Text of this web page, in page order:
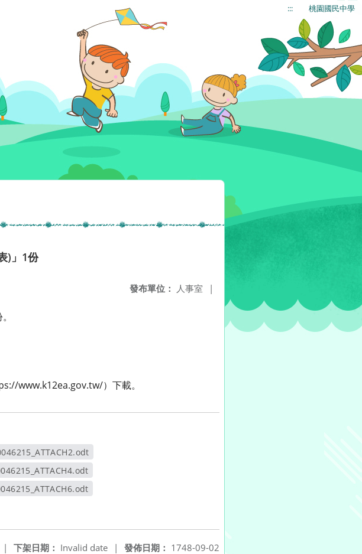
::: 桃園國民中學
)」1份
發布單位： 人事室 |
www.k12ea.gov.tw/）下載。
另開新視窗
另開新視窗
發佈日期： 1748-09-02
下架日期： Invalid date |
|